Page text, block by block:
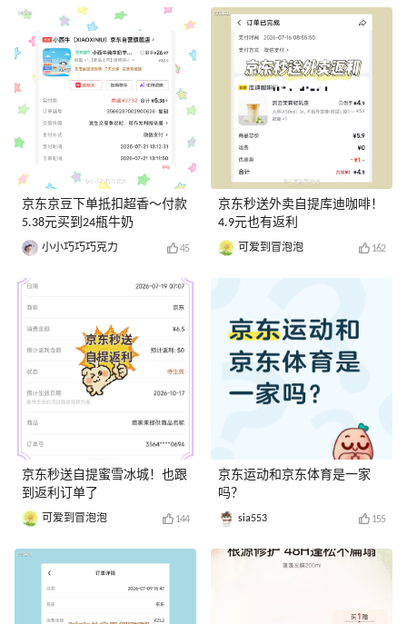
京东京豆下单抵扣超香～付款
5.38元买到24瓶牛奶
小小巧巧巧克力 45
京东秒送自提蜜雪冰城！也跟
到返利订单了
可爱到冒泡泡 144
京东秒送外卖自提库迪咖啡！
4.9元也有返利
可爱到冒泡泡 162
京东运动和京东体育是一家
吗？
sia553 155